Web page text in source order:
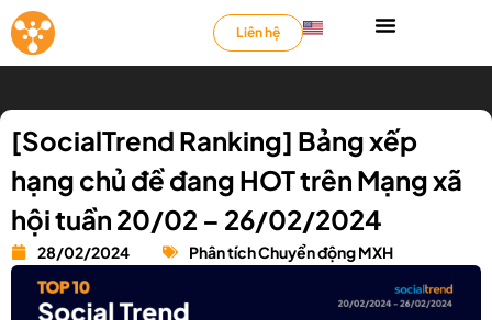
Liên hệ
[SocialTrend Ranking] Bảng xếp
hạng chủ đề đang HOT trên Mạng xã
hội tuần 20/02 – 26/02/2024
28/02/2024 Phân tích Chuyển động MXH